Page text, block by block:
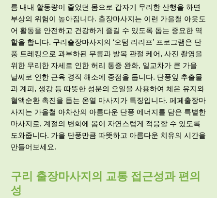
름 내내 활동량이 줄었던 몸으로 갑자기 무리한 산행을 하면
부상의 위험이 높아집니다. 출장마사지는 이런 가을철 아웃도
어 활동을 안전하고 건강하게 즐길 수 있도록 돕는 중요한 역
할을 합니다. 구리출장마사지의 ‘오텀 리리프’ 프로그램은 단
풍 트레킹으로 과부하된 무릎과 발목 관절 케어, 사진 촬영을
위한 무리한 자세로 인한 허리 통증 완화, 일교차가 큰 가을
날씨로 인한 근육 경직 해소에 중점을 둡니다. 단풍잎 추출물
과 계피, 생강 등 따뜻한 성분의 오일을 사용하여 체온 유지와
혈액순환 촉진을 돕는 온열 마사지가 특징입니다. 페페출장마
사지는 가을철 아차산의 아름다운 단풍 에너지를 담은 특별한
마사지로, 계절의 변화에 몸이 자연스럽게 적응할 수 있도록
도와줍니다. 가을 단풍만큼 따뜻하고 아름다운 치유의 시간을
만들어보세요.
구리 출장마사지의 교통 접근성과 편의
성